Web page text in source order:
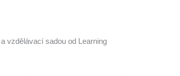
vzdělávací sadou od Learning